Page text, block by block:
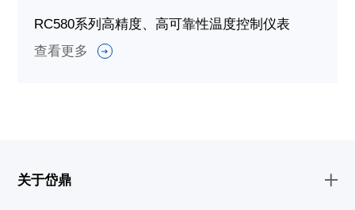
RC580系列高精度、高可靠性温度控制仪表
查看更多
关于岱鼎